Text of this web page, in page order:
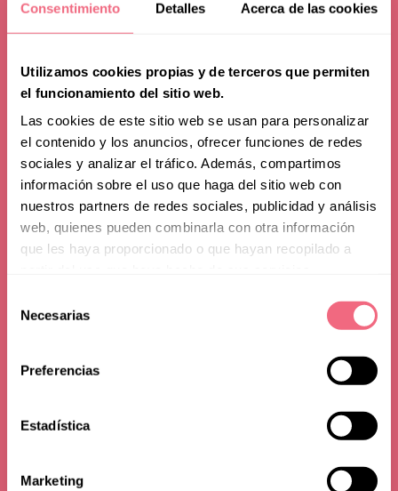
Consentimiento Detalles Acerca de las cookies
Utilizamos cookies propias y de terceros que permiten
el funcionamiento del sitio web.
Las cookies de este sitio web se usan para personalizar
el contenido y los anuncios, ofrecer funciones de redes
sociales y analizar el tráfico. Además, compartimos
información sobre el uso que haga del sitio web con
nuestros partners de redes sociales, publicidad y análisis
web, quienes pueden combinarla con otra información
que les haya proporcionado o que hayan recopilado a
Necesarias
Preferencias
Estadística
Marketing
Before Arrival —
Preparing for
Your Journey